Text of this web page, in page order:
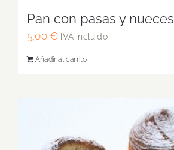
Pan con pasas y nueces
5,00 € IVA incluido
Añadir al carrito